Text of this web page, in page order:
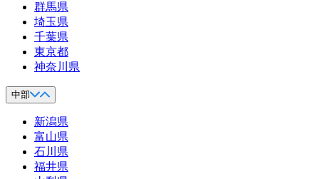
群馬県
埼玉県
千葉県
東京都
神奈川県
中部
新潟県
富山県
石川県
福井県